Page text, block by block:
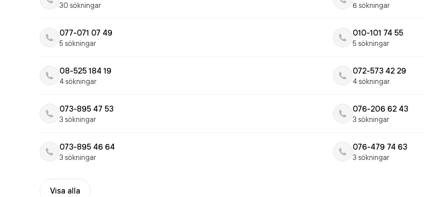
30 sökningar 6 sökningar
077-071 07 49
5 sökningar
010-101 74 55
5 sökningar
08-525 184 19
4 sökningar
072-573 42 29
4 sökningar
073-895 47 53
3 sökningar
076-206 62 43
3 sökningar
073-895 46 64
3 sökningar
076-479 74 63
3 sökningar
Visa alla